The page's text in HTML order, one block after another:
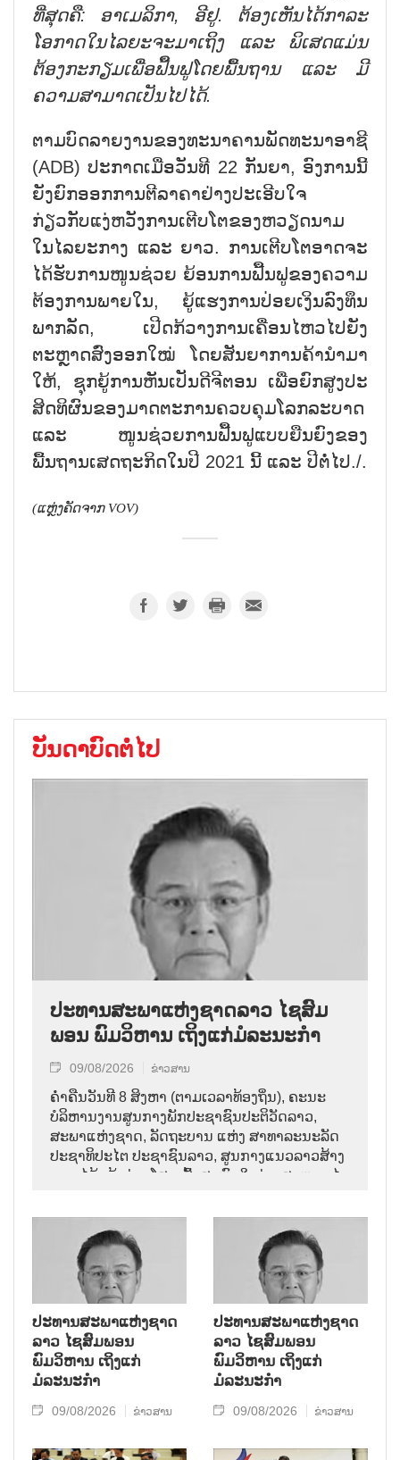
ທີ່ສຸດຄື: ອາເມລິກາ, ອີຢູ. ຕ້ອງເຫັນໄດ້ກາລະ
ໂອກາດໃນໄລຍະຈະມາເຖິງ ແລະ ພິເສດແມ່ນ
ຕ້ອງກະກຽມເພື່ອຟື້ນຟູໂດຍພື້ນຖານ ແລະ ມ
ຄວາມສາມາດເປັນໄປໄດ້.
ຕາມບົດລາຍງານຂອງທະນາຄານພັດທະນາອາຊີ
(ADB) ປະກາດເມື່ອວັນທີ 22 ກັນຍາ, ອົງການນີ້
ຍັງຍົກອອກການຕີລາຄາຢ່າງປະເອີບໃຈ
ກ່ຽວກັບແງ່ຫວັງການເຕີບໂຕຂອງຫວຽດນາມ
ໃນໄລຍະກາງ ແລະ ຍາວ. ການເຕີບໂຕອາດຈະ
ໄດ້ຮັບການໜູນຊ່ວຍ ຍ້ອນການຟື້ນຟູຂອງຄວາມ
ຕ້ອງການພາຍໃນ, ຍູ້ແຮງການປ່ອຍເງິນລົງທຶນ
ພາກລັດ, ເປີດກ້ວາງການເຄື່ອນໄຫວໄປຍັງ
ຕະຫຼາດສົ່ງອອກໃໝ່ ໂດຍສັນຍາການຄ້ານຳມາ
ໃຫ້, ຊຸກຍູ້ການຫັນເປັນດີຈີຕອນ ເພື່ອຍົກສູງປະ
ສິດທິຜົນຂອງມາດຕະການຄວບຄຸມໂລກລະບາດ
ແລະ ໜູນຊ່ວຍການຟື້ນຟູແບບຍືນຍົງຂອງ
ພື້ນຖານເສດຖະກິດໃນປີ 2021 ນີ້ ແລະ ປີຕໍ່ໄປ./.
(ແຫຼ່ງຄັດຈາກ VOV)
ບັນດາບົດຕໍ່ໄປ
ປະທານສະພາແຫ່ງຊາດລາວ ໄຊສົມ
ພອນ ພົມວິຫານ ເຖິງແກ່ມໍລະນະກຳ
09/08/2026 ຂ່າວສານ
ຄ່ຳຄືນວັນທີ 8 ສິງຫາ (ຕາມເວລາທ້ອງຖິ່ນ), ຄະນະ
ບໍລິຫານງານສູນກາງພັກປະຊາຊົນປະຕິວັດລາວ,
ສະພາແຫ່ງຊາດ, ລັດຖະບານ ແຫ່ງ ສາທາລະນະລັດ
ປະຊາທິປະໄຕ ປະຊາຊົນລາວ, ສູນກາງແນວລາວສ້າງ
ຊາດ ໄດ້ແຈ້ງຂ່າວໂສກເສົ້າສະຫຼົດໃຈວ່າ: ສະຫາຍ ໄຊ
ໄດ້ເຖິງແກ່ມໍລະນະກຳ ໃນອາຍຸ 70 ປີ, ຫຼັງຈາກປ່ວຍ
ຮ້າຍແຮງມາເປັນໄລຍະໜຶ່ງ.
ປະທານສະພາແຫ່ງຊາດ
ລາວ ໄຊສົມພອນ
ພົມວິຫານ ເຖິງແກ່
ມໍລະນະກຳ
09/08/2026 ຂ່າວສານ
ປະທານສະພາແຫ່ງຊາດ
ລາວ ໄຊສົມພອນ
ພົມວິຫານ ເຖິງແກ່
ມໍລະນະກຳ
09/08/2026 ຂ່າວສານ